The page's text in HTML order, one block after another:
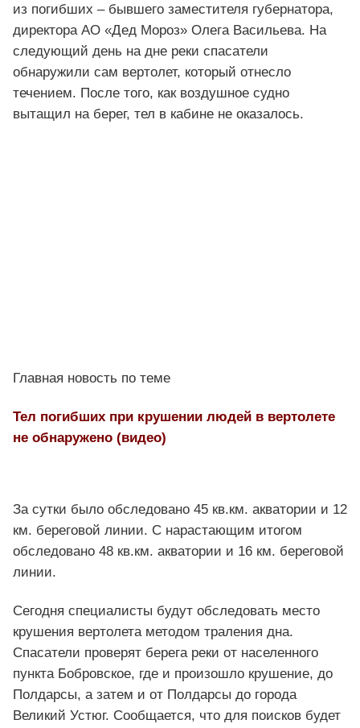
из погибших – бывшего заместителя губернатора,
директора АО «Дед Мороз» Олега Васильева. На
следующий день на дне реки спасатели
обнаружили сам вертолет, который отнесло
течением. После того, как воздушное судно
вытащил на берег, тел в кабине не оказалось.
Главная новость по теме
Тел погибших при крушении людей в вертолете
не обнаружено (видео)
За сутки было обследовано 45 кв.км. акватории и 12
км. береговой линии. С нарастающим итогом
обследовано 48 кв.км. акватории и 16 км. береговой
линии.
Сегодня специалисты будут обследовать место
крушения вертолета методом траления дна.
Спасатели проверят берега реки от населенного
пункта Бобровское, где и произошло крушение, до
Полдарсы, а затем и от Полдарсы до города
Великий Устюг. Сообщается, что для поисков будет